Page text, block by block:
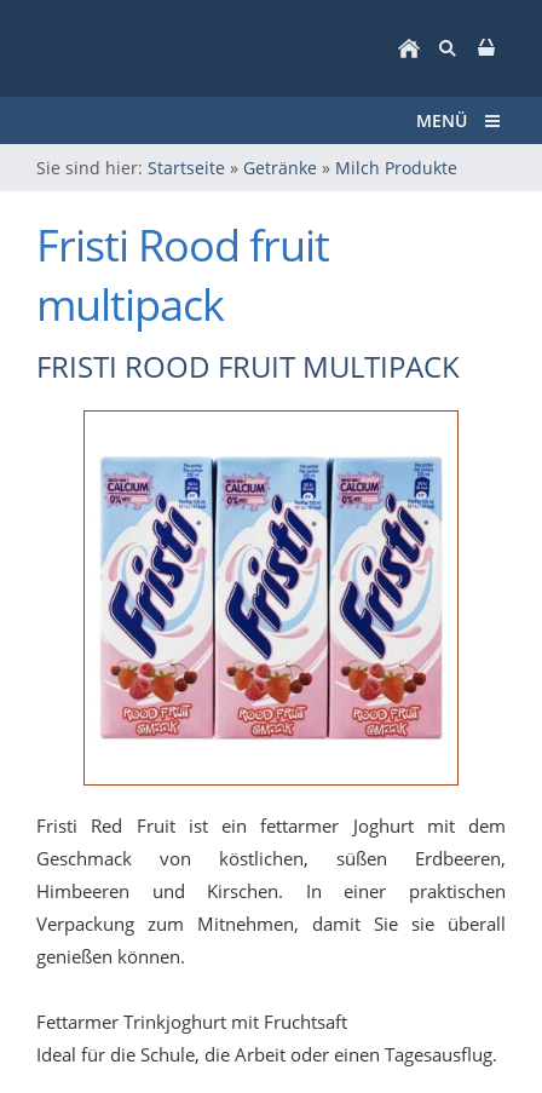
MENÜ
Sie sind hier: Startseite » Getränke » Milch Produkte
Fristi Rood fruit
multipack
FRISTI ROOD FRUIT MULTIPACK
Fristi Red Fruit ist ein fettarmer Joghurt mit dem
Geschmack von köstlichen, süßen Erdbeeren,
Himbeeren und Kirschen. In einer praktischen
Verpackung zum Mitnehmen, damit Sie sie überall
genießen können.
Fettarmer Trinkjoghurt mit Fruchtsaft
Ideal für die Schule, die Arbeit oder einen Tagesausflug.